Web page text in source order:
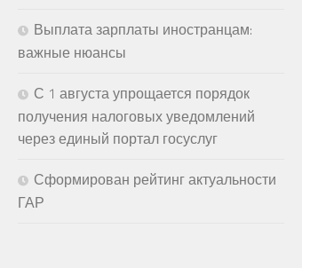
Выплата зарплаты иностранцам:
важные нюансы
С 1 августа упрощается порядок
получения налоговых уведомлений
через единый портал госуслуг
Сформирован рейтинг актуальности
ГАР